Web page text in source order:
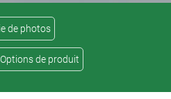
de photos
Options de produit